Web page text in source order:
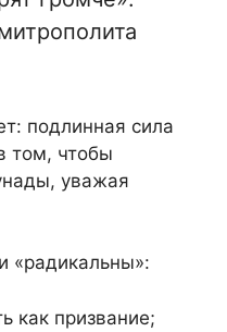
подлинная сила
том, чтобы
уважая
«радикальны»:
как призвание;